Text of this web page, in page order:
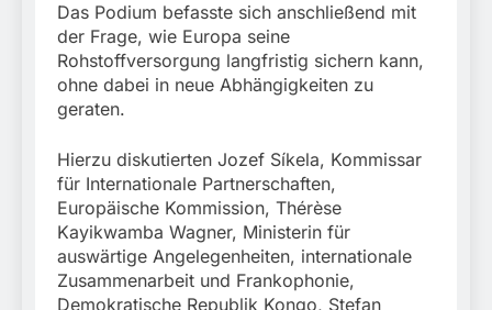
Das Podium befasste sich anschließend mit
der Frage, wie Europa seine
Rohstoffversorgung langfristig sichern kann,
ohne dabei in neue Abhängigkeiten zu
geraten.
Hierzu diskutierten Jozef Síkela, Kommissar
für Internationale Partnerschaften,
Europäische Kommission, Thérèse
Kayikwamba Wagner, Ministerin für
auswärtige Angelegenheiten, internationale
Zusammenarbeit und Frankophonie,
Demokratische Republik Kongo, Stefan